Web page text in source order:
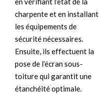
charpente et en installant
les équipements de
sécurité nécessaires.
Ensuite, ils effectuent la
pose de l’écran sous-
toiture qui garantit une
étanchéité optimale.